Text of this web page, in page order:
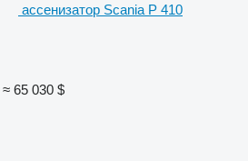
ассенизатор Scania P 410
≈ 65 030 $